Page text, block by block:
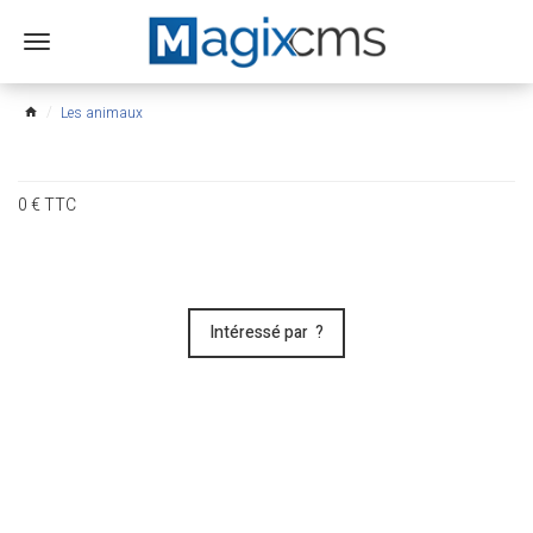
Ouvrir
menu
home Les animaux
0€TTC
Intéressé par ?